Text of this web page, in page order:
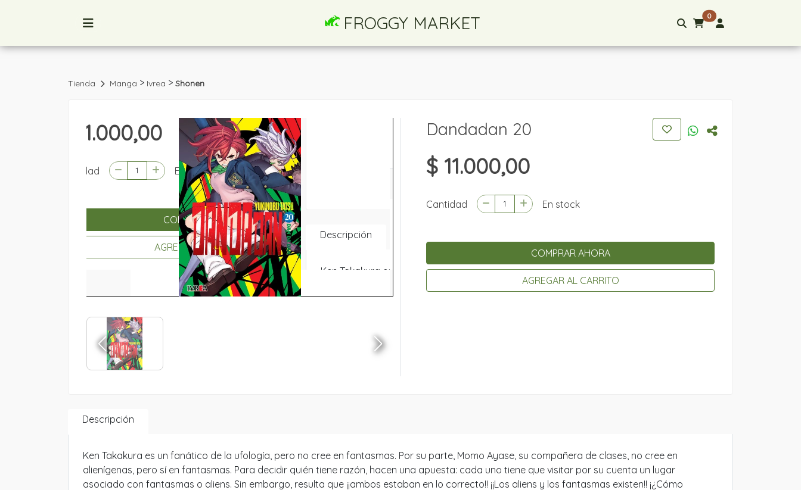
FROGGY MARKET 0
Tienda Manga > Ivrea > Shonen
Dandadan 20
$ 11.000,00
Cantidad En stock
COMPRAR AHORA
AGREGAR AL CARRITO
Descripción
Ken Takakura es un fanático de la ufología, pero no cree en fantasmas. Por su parte, Momo Ayase, su compañera de clases, no cree en
alienígenas, pero sí en fantasmas. Para decidir quién tiene razón, hacen una apuesta: cada uno tiene que visitar por su cuenta un lugar
asociado con fantasmas o aliens. Sin embargo, resulta que ¡¡ambos estaban en lo correcto!! ¡¡Los aliens y los fantasmas existen!! ¡¿Cómo